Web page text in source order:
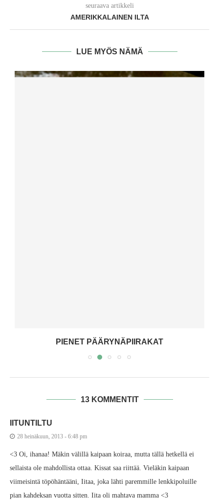
seuraava artikkeli
AMERIKKALAINEN ILTA
LUE MYÖS NÄMÄ
PIENET PÄÄRYNÄPIIRAKAT
13 KOMMENTIT
IITUNTILTU
28 heinäkuun, 2013 - 6:48 pm
<3 Oi, ihanaa! Mäkin välillä kaipaan koiraa, mutta tällä hetkellä ei
sellaista ole mahdollista ottaa. Kissat saa riittää. Vieläkin kaipaan
viimeisintä töpöhäntääni, Iitaa, joka lähti paremmille lenkkipoluille
pian kahdeksan vuotta sitten. Iita oli mahtava mamma <3